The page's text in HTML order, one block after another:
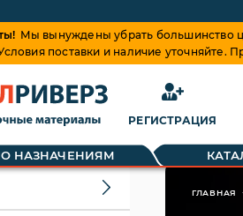
Мы вынуждены убрать большинство
поставки и наличие
РЕГИСТРАЦИЯ
НАЗНАЧЕНИЯМ
ГЛАВНАЯ